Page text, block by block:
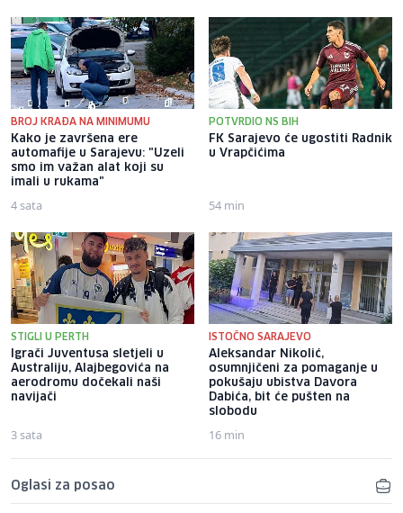
BROJ KRAĐA NA MINIMUMU
Kako je završena ere
automafije u Sarajevu: "Uzeli
smo im važan alat koji su
imali u rukama"
4 sata
POTVRDIO NS BIH
FK Sarajevo će ugostiti Radnik
u Vrapčićima
54 min
STIGLI U PERTH
Igrači Juventusa sletjeli u
Australiju, Alajbegovića na
aerodromu dočekali naši
navijači
3 sata
ISTOČNO SARAJEVO
Aleksandar Nikolić,
osumnjičeni za pomaganje u
pokušaju ubistva Davora
Dabića, bit će pušten na
slobodu
16 min
Oglasi za posao